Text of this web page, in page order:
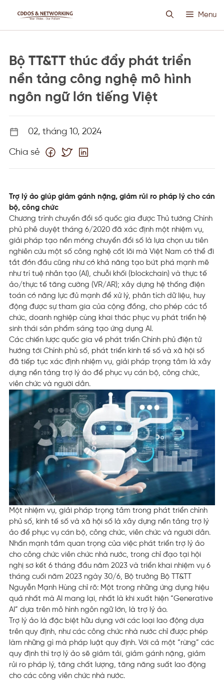
Menu
CLOUD VPS
ANTI DDOS
PROXY CUSTOM
TIN TỨC
Bộ TT&TT thúc đẩy phát triển
nền tảng công nghệ mô hình
ngôn ngữ lớn tiếng Việt
02, tháng 10, 2024
Chia sẻ
Trợ lý ảo giúp giảm gánh nặng, giảm rủi ro pháp lý cho cán
bộ, công chức
Chương trình chuyển đổi số quốc gia được Thủ tướng Chính
phủ phê duyệt tháng 6/2020 đã xác định một nhiệm vụ,
giải pháp tạo nền móng chuyển đổi số là lựa chọn ưu tiên
nghiên cứu một số công nghệ cốt lõi mà Việt Nam có thể đi
tắt đón đầu cũng như có khả năng tạo bứt phá mạnh mẽ
như trí tuệ nhân tạo (AI), chuỗi khối (blockchain) và thực tế
ảo/thực tế tăng cường (VR/AR); xây dựng hệ thống điện
toán có năng lực đủ mạnh để xử lý, phân tích dữ liệu, huy
động được sự tham gia của cộng đồng, cho phép các tổ
chức, doanh nghiệp cùng khai thác phục vụ phát triển hệ
sinh thái sản phẩm sáng tạo ứng dụng AI.
Các chiến lược quốc gia về phát triển Chính phủ điện tử
hướng tới Chính phủ số, phát triển kinh tế số và xã hội số
đã tiếp tục xác định nhiệm vụ, giải pháp trọng tâm là xây
dựng nền tảng trợ lý ảo để phục vụ cán bộ, công chức,
viên chức và người dân.
Một nhiệm vụ, giải pháp trọng tâm trong phát triển chính
phủ số, kinh tế số và xã hội số là xây dựng nền tảng trợ lý
ảo để phục vụ cán bộ, công chức, viên chức và người dân.
Nhấn mạnh tầm quan trọng của việc phát triển trợ lý ảo
cho công chức viên chức nhà nước, trong chỉ đạo tại hội
nghị sơ kết 6 tháng đầu năm 2023 và triển khai nhiệm vụ 6
tháng cuối năm 2023 ngày 30/6, Bộ trưởng Bộ TT&TT
Nguyễn Mạnh Hùng chỉ rõ: Một trong những ứng dụng hiệu
quả nhất mà AI mang lại, nhất là khi xuất hiện “Generative
AI” dựa trên mô hình ngôn ngữ lớn, là trợ lý ảo.
Trợ lý ảo là đặc biệt hữu dụng với các loại lao động dựa
trên quy định, như các công chức nhà nước chỉ được phép
làm những gì mà pháp luật quy định. Với cả một “rừng” các
quy định thì trợ lý ảo sẽ giảm tải, giảm gánh nặng, giảm
rủi ro pháp lý, tăng chất lượng, tăng năng suất lao động
cho các công viên chức nhà nước.